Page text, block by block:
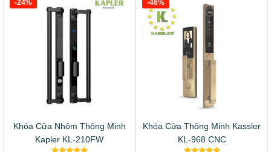
Khóa Cửa Nhôm Thông Minh
Kapler KL-210FW
-24%
Khóa Cửa Thông Minh Kassler
KL-968 CNC
-46%